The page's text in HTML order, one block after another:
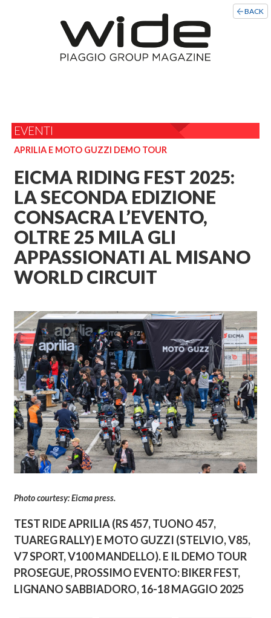
BACK
EVENTI
APRILIA E MOTO GUZZI DEMO TOUR
EICMA RIDING FEST 2025:
LA SECONDA EDIZIONE
CONSACRA L’EVENTO,
OLTRE 25 MILA GLI
APPASSIONATI AL MISANO
WORLD CIRCUIT
Photo courtesy: Eicma press.
TEST RIDE APRILIA (RS 457, TUONO 457,
TUAREG RALLY) E MOTO GUZZI (STELVIO, V85,
V7 SPORT, V100 MANDELLO). E IL DEMO TOUR
PROSEGUE, PROSSIMO EVENTO: BIKER FEST,
LIGNANO SABBIADORO, 16-18 MAGGIO 2025